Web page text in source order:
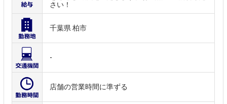
さい！
千葉県 柏市
-
店舗の営業時間に準ずる